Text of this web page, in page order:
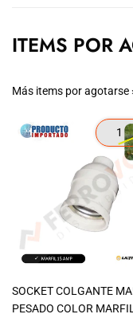
ITEMS POR
Más items por agotarse
SOCKET COLGANTE
PESADO COLOR MARFIL